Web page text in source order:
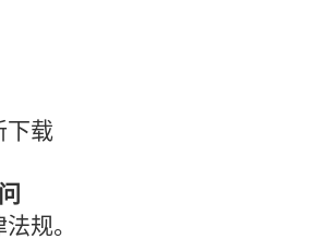
下载
规。